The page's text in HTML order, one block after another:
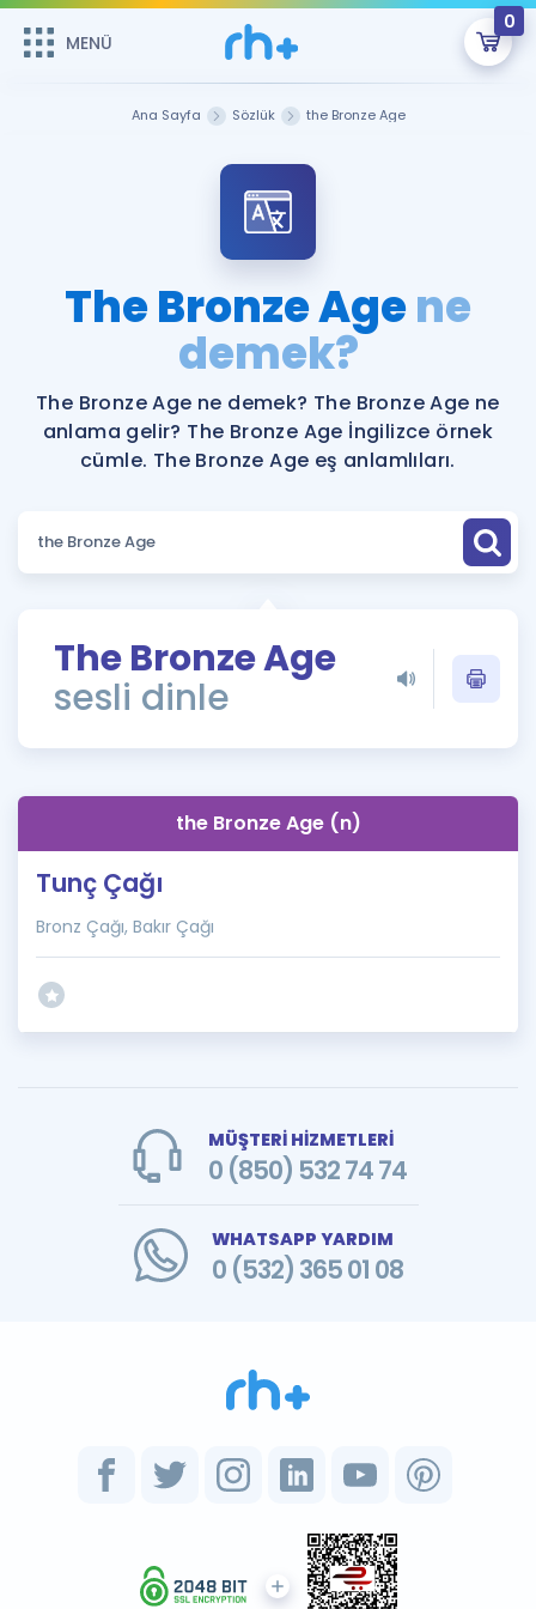
MENÜ
0
Şifremi Hatırlamıyorum
Sepetin Şu An Boş.
Remzi Hoca ile seni sınava hazırlayacak onlarca eğitim seni
bekliyor!
MENÜ
Katılımcı Görüşleri
Faydalı Araçlar
Ücretsiz Kaynaklar
Puan Hesaplama
ÖSYM Sınav Takvimi
Kampanyalar
İngilizce Gramer
İngilizce Gramer
Ana Sayfa Sözlük the Bronze Age
The Bronze Agene
demek?
The Bronze Age ne demek? The Bronze Age ne
anlama gelir? The Bronze Age İngilizce örnek
cümle. The Bronze Age eş anlamlıları.
The Bronze Age
sesli dinle
the Bronze Age (n)
Tunç Çağı
Bronz Çağı, Bakır Çağı
MÜŞTERİ HİZMETLERİ
0 (850) 532 74 74
WHATSAPP YARDIM
0 (532) 365 01 08